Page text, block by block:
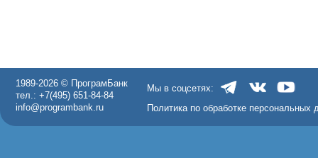
1989-2026 © ПрограмБанк
тел.: +7(495) 651-84-84
info@programbank.ru
Мы в соцсетях:
Политика по обработке персональных